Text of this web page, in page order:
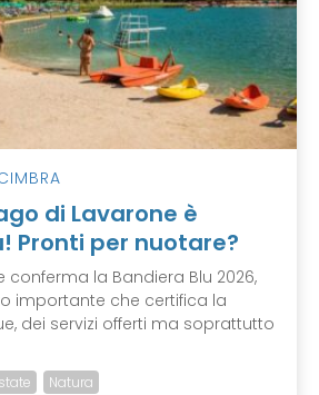
di Lavarone è
Pronti per nuotare?
conferma la Bandiera Blu 2026,
importante che certifica la
dei servizi offerti ma soprattutto
Natura